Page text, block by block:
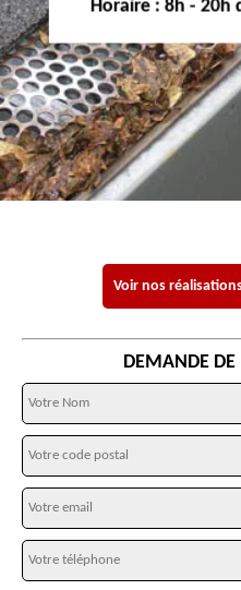
Horaire : 8h - 20h
Voir nos
DEMANDE DE